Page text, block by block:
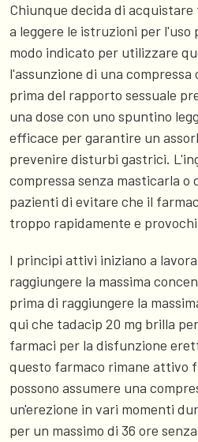
Chiunque decida di
a leggere le istruzioni per l'uso
modo indicato per utilizzare
l'assunzione di una
prima del rapporto sessuale
una dose con uno spuntino
efficace per garantire un
prevenire disturbi gastrici.
compressa senza masticarla o
pazienti di evitare che il
troppo rapidamente e
I principi attivi iniziano a
raggiungere la massima
prima di raggiungere la
qui che tadacip 20 mg brilla
farmaci per la disfunzione
questo farmaco rimane attivo
possono assumere una
un'erezione in vari momenti
per un massimo di 36 ore